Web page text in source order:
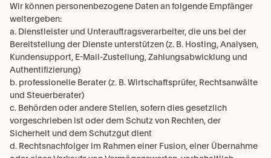
Wir können personenbezogene Daten an folgende Empfänger
weitergeben:
a. Dienstleister und Unterauftragsverarbeiter, die uns bei der
Bereitstellung der Dienste unterstützen (z. B. Hosting, Analysen,
Kundensupport, E-Mail-Zustellung, Zahlungsabwicklung und
Authentifizierung)
b. professionelle Berater (z. B. Wirtschaftsprüfer, Rechtsanwälte
und Steuerberater)
c. Behörden oder andere Stellen, sofern dies gesetzlich
vorgeschrieben ist oder dem Schutz von Rechten, der
Sicherheit und dem Schutzgut dient
d. Rechtsnachfolger im Rahmen einer Fusion, einer Übernahme